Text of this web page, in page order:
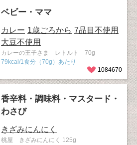
ベビー・ママ
カレー 1歳ごろから 7品目不使用
大豆不使用
カレーの王子さま レトルト 70g
79kcal/1食分（70g）あたり
1084670
香辛料・調味料・マスタード・
わさび
きざみにんにく
桃屋 きざみにんにく 125g